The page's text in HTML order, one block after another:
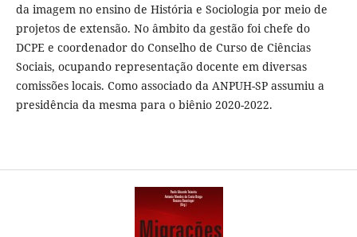
da imagem no ensino de História e Sociologia por meio de
projetos de extensão. No âmbito da gestão foi chefe do
DCPE e coordenador do Conselho de Curso de Ciências
Sociais, ocupando representação docente em diversas
comissões locais. Como associado da ANPUH-SP assumiu a
presidência da mesma para o biênio 2020-2022.